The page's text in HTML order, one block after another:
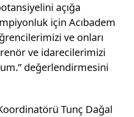
açığa
için Acıbadem
ve onları
ve idarecilerimizi
değerlendirmesini
Tunç Dağal